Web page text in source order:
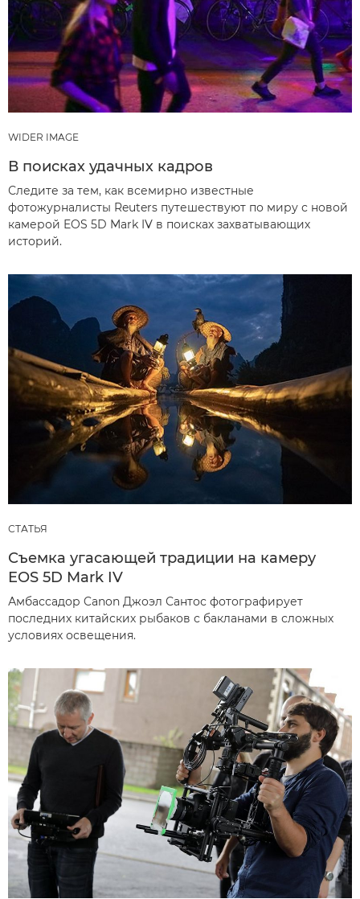
WIDER IMAGE
В поисках удачных кадров
Следите за тем, как всемирно известные
фотожурналисты Reuters путешествуют по миру с новой
камерой EOS 5D Mark IV в поисках захватывающих
историй.
СТАТЬЯ
Съемка угасающей традиции на камеру
EOS 5D Mark IV
Амбассадор Canon Джоэл Сантос фотографирует
последних китайских рыбаков с бакланами в сложных
условиях освещения.